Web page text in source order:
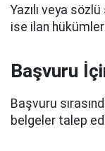
Yazılı veya
ise ilan
Başvuru
Başvuru
belgeler talep